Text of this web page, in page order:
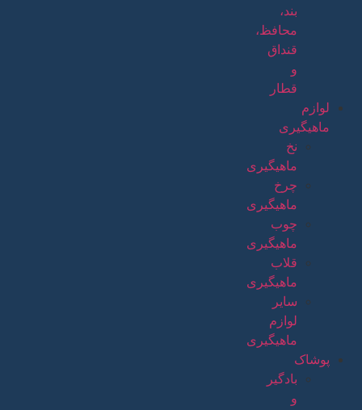
بند،
محافظ،
قنداق
و
قطار
لوازم
ماهیگیری
نخ
ماهیگیری
چرخ
ماهیگیری
چوب
ماهیگیری
قلاب
ماهیگیری
سایر
لوازم
ماهیگیری
پوشاک
بادگیر
و